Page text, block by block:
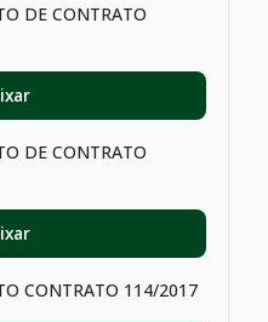
DE CONTRATO
DE CONTRATO
CONTRATO 114/2017